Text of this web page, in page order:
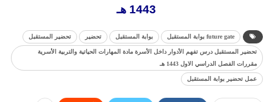
1443 هـ
future gate بوابة المستقبل بوابة المستقبل تحضير تحضير المستقبل
تحضير المستقبل درس تفهم الأدوار داخل الأسرة مادة المهارات الحياتية والتربية الأسرية
مقررات الفصل الدراسي الاول 1443 هـ
عمل تحضير بوابة المستقبل